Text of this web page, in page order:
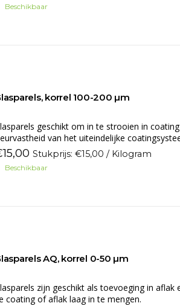
Beschikbaar
korrel 100-200 µm
geschikt om in te strooien in
van het uiteindelijke
Stukprijs: €15,00 / Kilogram
Beschikbaar
AQ, korrel 0-50 µm
zijn geschikt als toevoeging in
coating of aflak laag in te mengen.